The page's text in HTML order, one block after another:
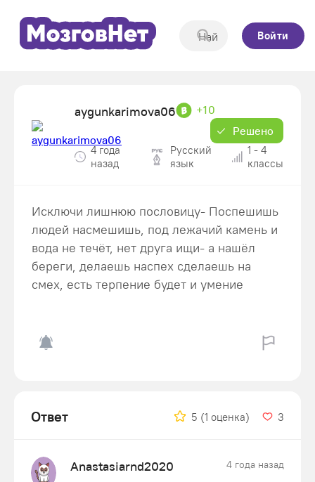
Войти
aygunkarimova06
+10
Решено
4 года
назад
Русский
язык
1 - 4
классы
Исключи лишнюю пословицу- Поспешишь
людей насмешишь, под лежачий камень и
вода не течёт, нет друга ищи- а нашёл
береги, делаешь наспех сделаешь на
смех, есть терпение будет и умение​
Ответ 5 (1 оценка) 3
Anastasiarnd2020 4 года назад